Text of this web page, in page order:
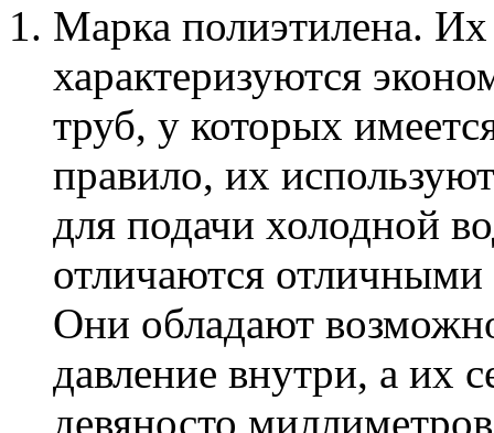
Марка полиэтилена.
характеризуются
труб, у которых
правило, их
для подачи холодной
отличаются
Они обладают
давление внутри, а их
девяносто